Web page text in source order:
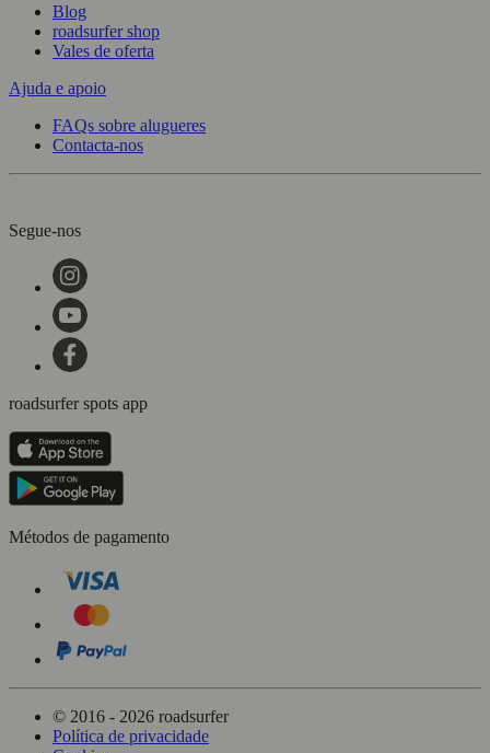
Blog
roadsurfer shop
Vales de oferta
Ajuda e apoio
FAQs sobre alugueres
Contacta-nos
Segue-nos
roadsurfer spots app
Métodos de pagamento
© 2016 - 2026 roadsurfer
Política de privacidade